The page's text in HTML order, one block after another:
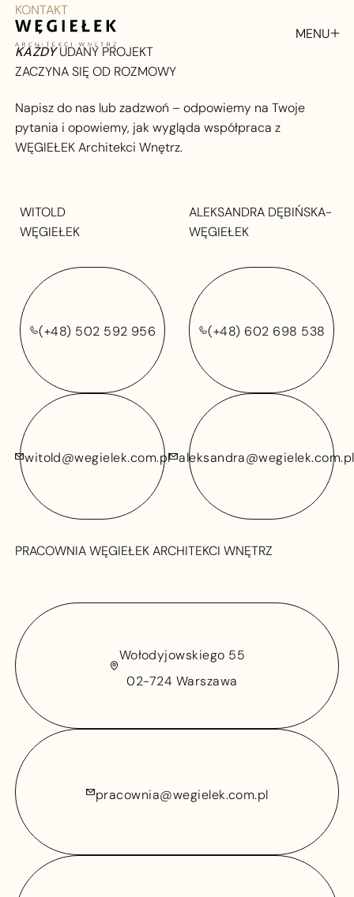
MENU
KONTAKT
KAŻDYUDANY PROJEKT
ZACZYNA SIĘ OD ROZMOWY
Napisz do nas lub zadzwoń – odpowiemy na Twoje
pytania i opowiemy, jak wygląda współpraca z
WĘGIEŁEK Architekci Wnętrz.
WITOLD
WĘGIEŁEK
(+48) 502 592 956
(+48) 502 592 956
witold@wegielek.com.pl
witold@wegielek.com.pl
ALEKSANDRA DĘBIŃSKA-
WĘGIEŁEK
(+48) 602 698 538
(+48) 602 698 538
aleksandra@wegielek.com.pl
aleksandra@wegielek.com.pl
PRACOWNIA WĘGIEŁEK ARCHITEKCI WNĘTRZ
Wołodyjowskiego 55
Wołodyjowskiego 55
02-724 Warszawa
pracownia@wegielek.com.pl
pracownia@wegielek.com.pl